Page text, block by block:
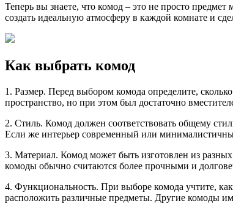
Теперь вы знаете, что комод – это не просто
создать идеальную атмосферу в каждой комнате и
Как выбрать комод
1. Размер. Перед выбором комода определите,
пространство, но при этом был достаточно
2. Стиль. Комод должен соответствовать общему
Если же интерьер современный или
3. Материал. Комод может быть изготовлен из
комоды обычно считаются более прочными и
4. Функциональность. При выборе комода учтите,
расположить различные предметы. Другие комоды